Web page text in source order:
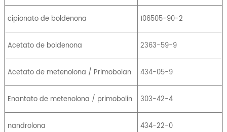
cipionato de boldenona 106505-90-2
Acetato de boldenona 2363-59-9
Acetato de metenolona / Primobolan 434-05-9
Enantato de metenolona / primobolin 303-42-4
nandrolona 434-22-0